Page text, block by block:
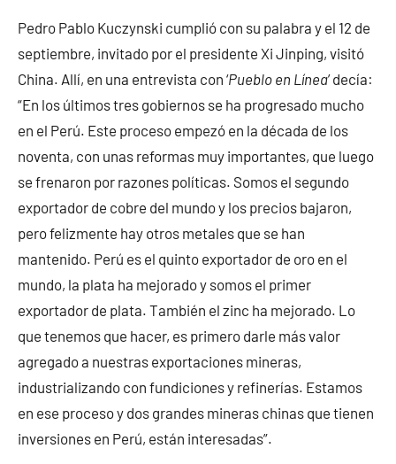
Pedro Pablo Kuczynski cumplió con su palabra y el 12 de
septiembre, invitado por el presidente Xi Jinping, visitó
China. Allí, en una entrevista con ‘Pueblo en Línea’ decía:
“En los últimos tres gobiernos se ha progresado mucho
en el Perú. Este proceso empezó en la década de los
noventa, con unas reformas muy importantes, que luego
se frenaron por razones políticas. Somos el segundo
exportador de cobre del mundo y los precios bajaron,
pero felizmente hay otros metales que se han
mantenido. Perú es el quinto exportador de oro en el
mundo, la plata ha mejorado y somos el primer
exportador de plata. También el zinc ha mejorado. Lo
que tenemos que hacer, es primero darle más valor
agregado a nuestras exportaciones mineras,
industrializando con fundiciones y refinerías. Estamos
en ese proceso y dos grandes mineras chinas que tienen
inversiones en Perú, están interesadas”.